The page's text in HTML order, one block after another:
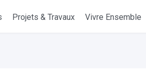
Projets & Travaux Vivre Ensemble